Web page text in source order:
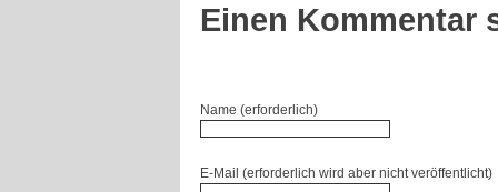
Einen Kommentar
Name (erforderlich)
E-Mail (erforderlich wird aber nicht veröffentlicht)